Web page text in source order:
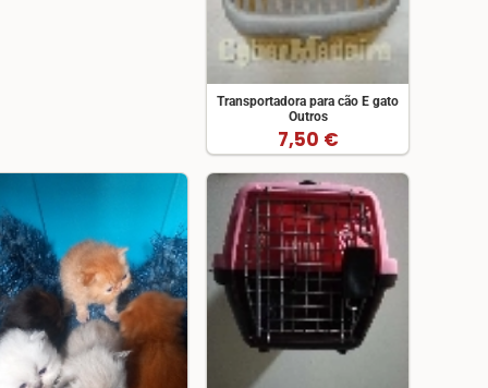
Transportadora para cão E gato
Outros
7,50 €